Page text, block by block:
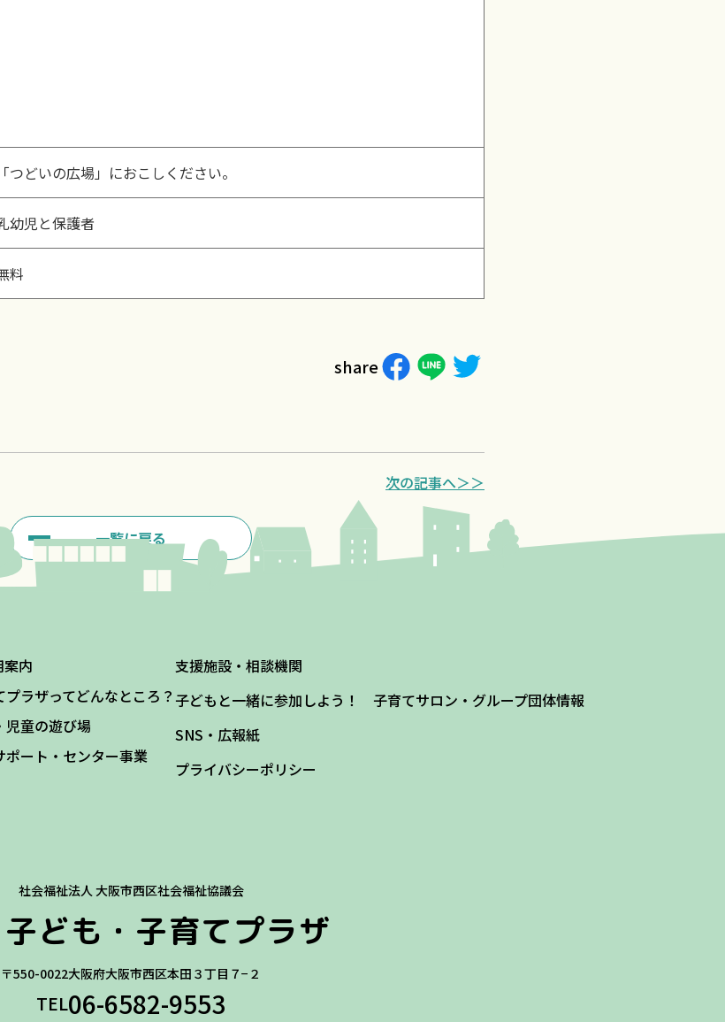
「つどいの広場」におこしください。
幼児と保護者
料
share
一覧に戻る
次の記事へ＞＞
内
ラザってどんなところ？
児童の遊び場
ポート・センター事業
支援施設・相談機関
子どもと一緒に参加しよう！ 子育てサロン・グループ団体情報
SNS・広報紙
プライバシーポリシー
社会福祉法人 大阪市西区社会福祉協議会
子ども・子育てプラザ
〒550-0022大阪府大阪市西区本田３丁目７−２
TEL06-6582-9553